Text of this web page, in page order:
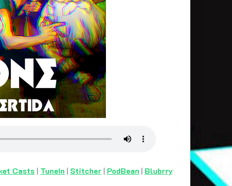
Casts | TuneIn | Stitcher| PodBean | Blubrry